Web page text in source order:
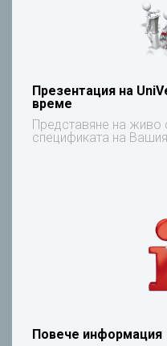
Презентация на
време
Представяне на
спецификата на
Повече информация